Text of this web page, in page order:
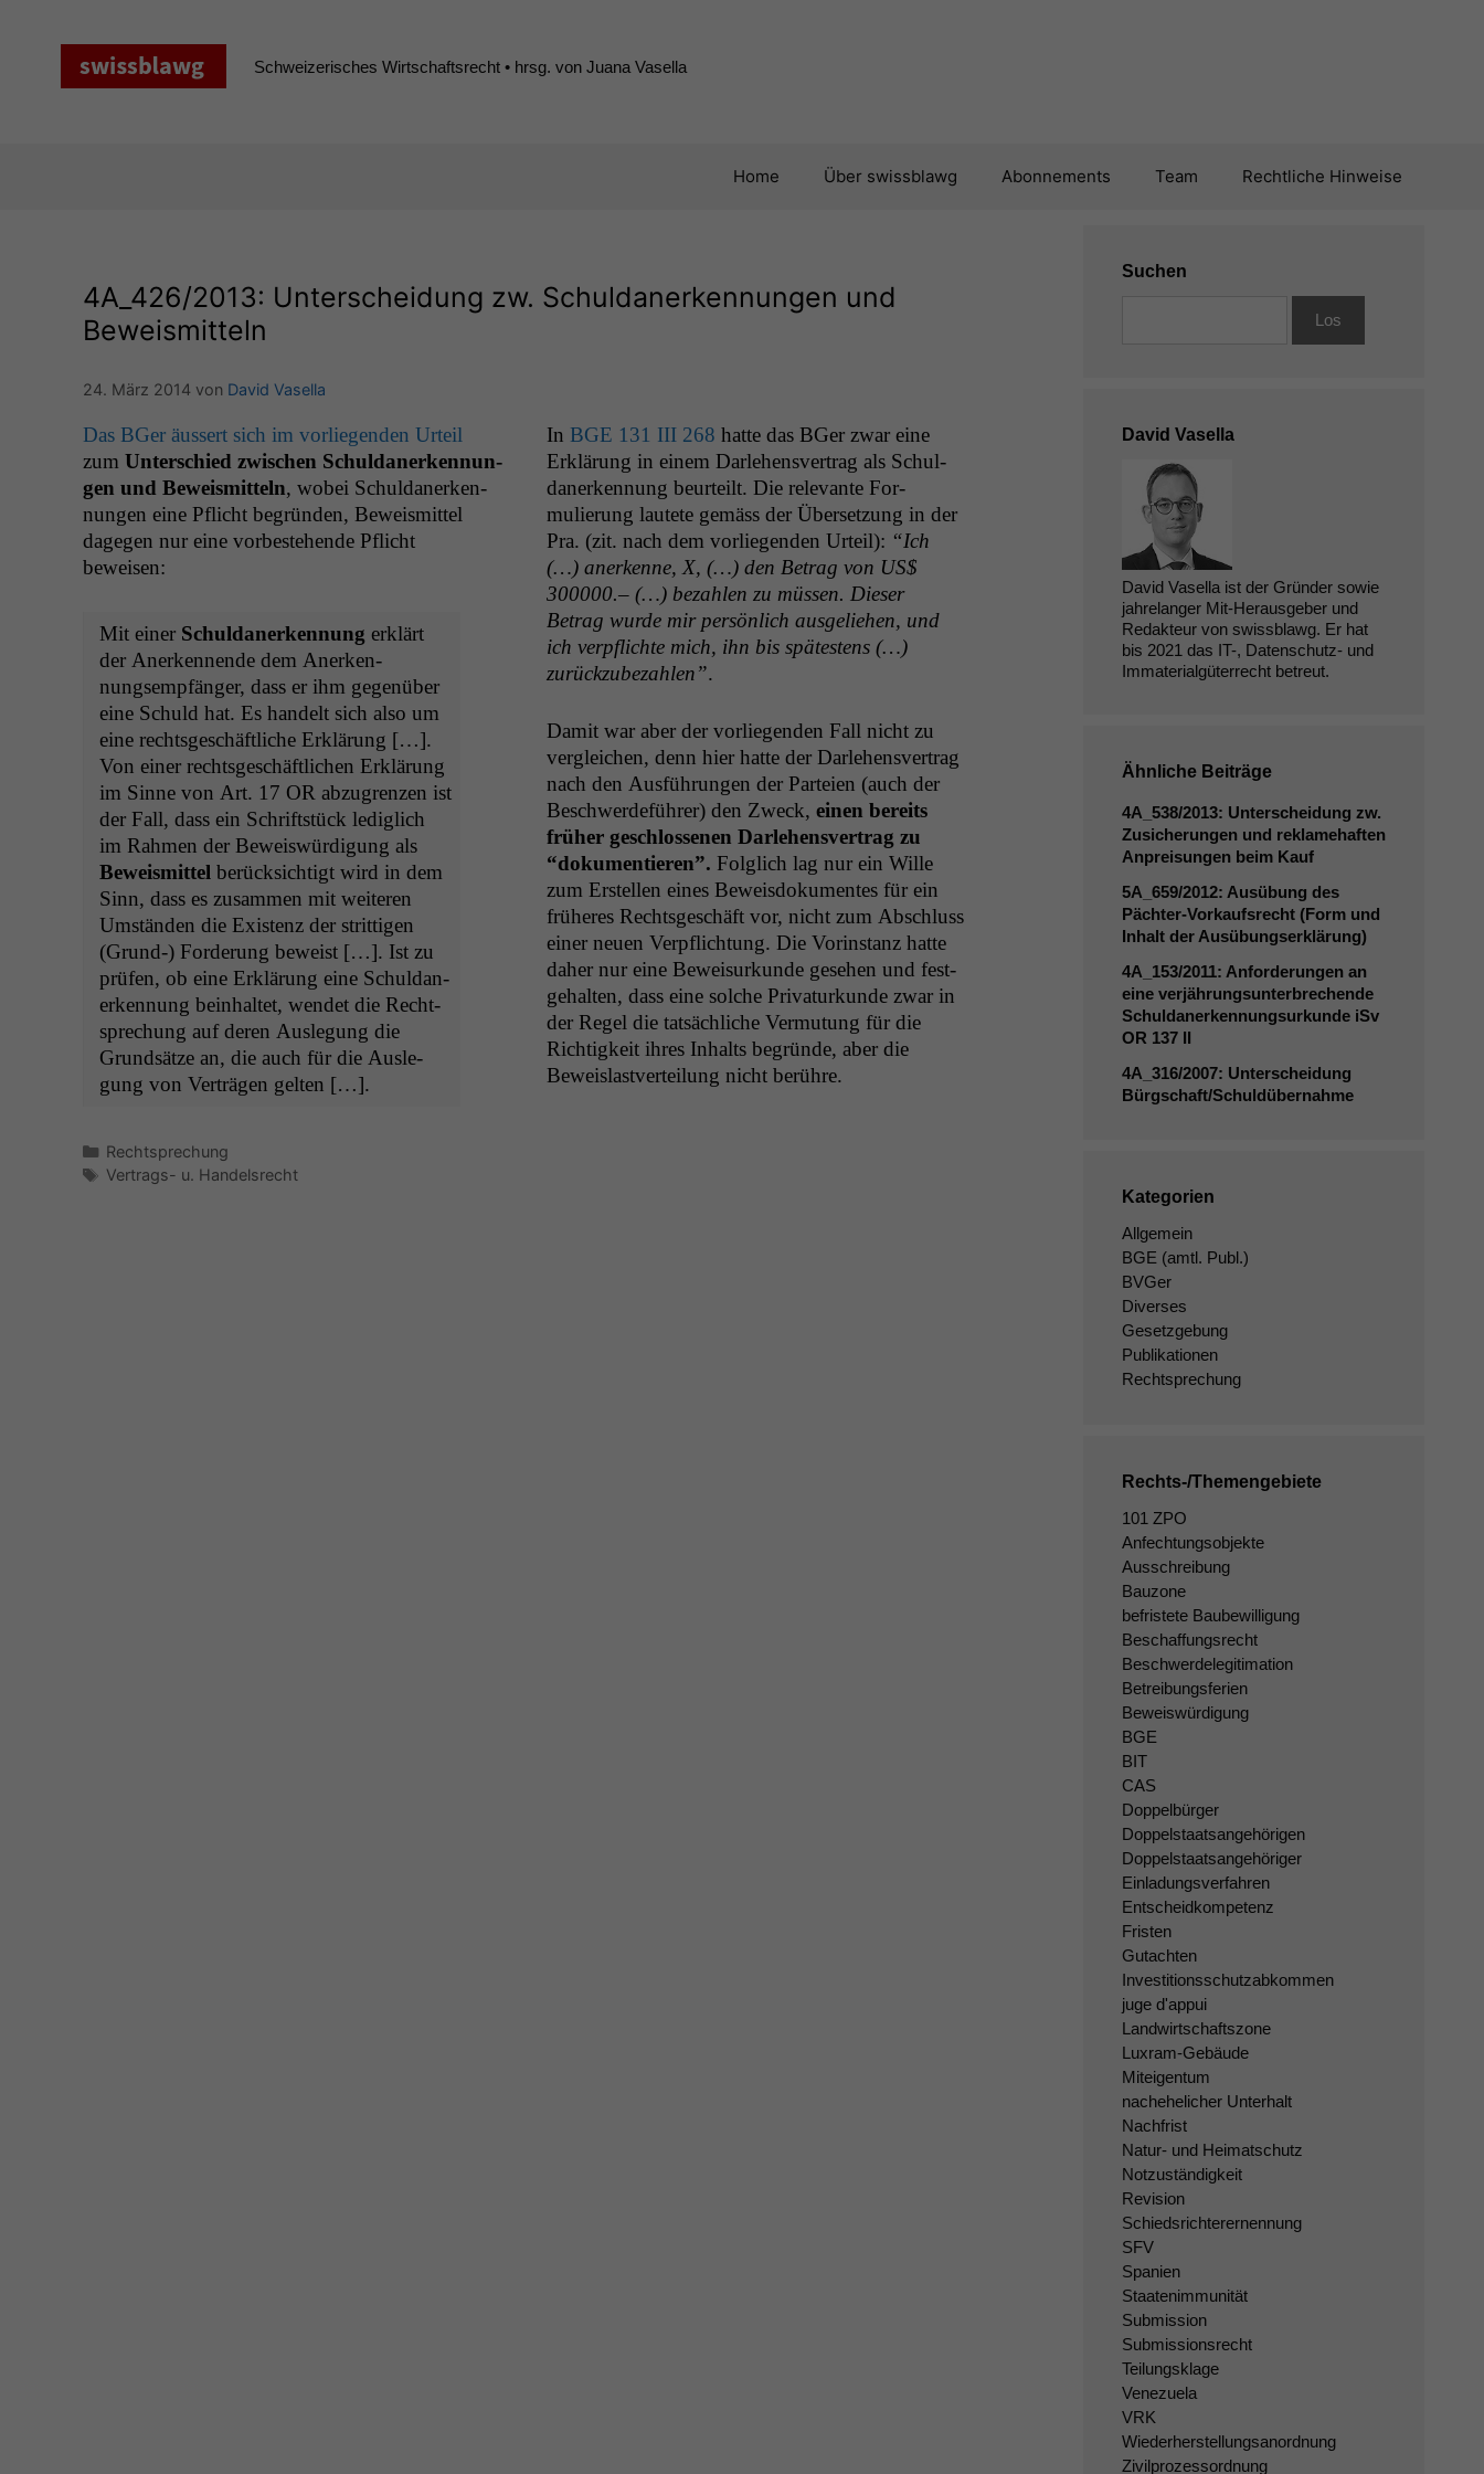
Schweizerisches Wirtschaftsrecht • hrsg. von Juana Vasella
Home Über swissblawg Abonnements Team Rechtliche Hinweise
4A_426/2013: Unterscheidung zw. Schuldanerkennungen und
Beweismitteln
24. März 2014 von David Vasella
Das BGer äussert sich im vor­liegen­den Urteil
zum Unter­schied zwis­chen Schul­dan­erken­nun­
gen und Beweis­mit­teln, wobei Schul­dan­erken­
nun­gen eine Pflicht begrün­den, Beweis­mit­tel
dage­gen nur eine vorbeste­hende Pflicht
beweisen:
Mit ein­er Schul­dan­erken­nung erk­lärt
der Anerken­nende dem Anerken­
nungsempfänger, dass er ihm gegenüber
eine Schuld hat. Es han­delt sich also um
eine rechts­geschäftliche Erk­lärung […].
Von ein­er rechts­geschäftlichen Erk­lärung
im Sinne von Art. 17 OR abzu­gren­zen ist
der Fall, dass ein Schrift­stück lediglich
im Rah­men der Beweiswürdi­gung als
Beweis­mit­tel berück­sichtigt wird in dem
Sinn, dass es zusam­men mit weit­eren
Umstän­den die Exis­tenz der strit­ti­gen
(Grund-) Forderung beweist […]. Ist zu
prüfen, ob eine Erk­lärung eine Schul­dan­
erken­nung bein­hal­tet, wen­det die Recht­
sprechung auf deren Ausle­gung die
Grund­sätze an, die auch für die Ausle­
gung von Verträ­gen gelten […].
In BGE 131 III268 hat­te das BGer zwar eine
Erk­lärung in einem Dar­lehensver­trag als Schul­
dan­erken­nung beurteilt. Die rel­e­vante For­
mulierung lautete gemäss der Über­set­zung in der
Pra. (zit. nach dem vor­liegen­den Urteil): “Ich
(…) anerkenne, X, (…) den Betrag von US$
300000.– (…) bezahlen zu müssen. Dieser
Betrag wurde mir per­sön­lich aus­geliehen, und
ich verpflichte mich, ihn bis spätestens (…)
zurück­zubezahlen”.
Damit war aber der vor­liegen­den Fall nicht zu
ver­gle­ichen, denn hier hat­te der Dar­lehensver­trag
nach den Aus­führun­gen der Parteien (auch der
Beschw­erde­führer) den Zweck, einen bere­its
früher geschlosse­nen Dar­lehensver­trag zu
“doku­men­tieren”. Fol­glich lag nur ein Wille
zum Erstellen eines Beweis­doku­mentes für ein
früheres Rechts­geschäft vor, nicht zum Abschluss
ein­er neuen Verpflich­tung. Die Vorin­stanz hat­te
daher nur eine Beweisurkunde gese­hen und fest­
ge­hal­ten, dass eine solche Pri­vaturkunde zwar in
der Regel die tat­säch­liche Ver­mu­tung für die
Richtigkeit ihres Inhalts begründe, aber die
Beweis­lastverteilung nicht berühre.
Kategorien
Rechtsprechung
Schlagwörter
Vertrags- u. Handelsrecht
Suchen
David Vasella
David Vasella ist der Gründer sowie
jahrelanger Mit-Herausgeber und
Redakteur von swissblawg. Er hat
bis 2021 das IT-, Datenschutz- und
Immaterialgüterrecht betreut.
Ähnliche Beiträge
4A_538/2013: Unterscheidung zw.
Zusicherungen und reklamehaften
Anpreisungen beim Kauf
5A_659/2012: Ausübung des
Pächter-Vorkaufsrecht (Form und
Inhalt der Ausübungserklärung)
4A_153/2011: Anforderungen an
eine verjährungsunterbrechende
Schuldanerkennungsurkunde iSv
OR 137 II
4A_316/2007: Unterscheidung
Bürgschaft/Schuldübernahme
Kategorien
Allgemein
BGE (amtl. Publ.)
BVGer
Diverses
Gesetzgebung
Publikationen
Rechtsprechung
Rechts-/Themengebiete
101 ZPO
Anfechtungsobjekte
Ausschreibung
Bauzone
befristete Baubewilligung
Beschaffungsrecht
Beschwerdelegitimation
Betreibungsferien
Beweiswürdigung
BGE
BIT
CAS
Doppelbürger
Doppelstaatsangehörigen
Doppelstaatsangehöriger
Einladungsverfahren
Entscheidkompetenz
Fristen
Gutachten
Investitionsschutzabkommen
juge d'appui
Landwirtschaftszone
Luxram-Gebäude
Miteigentum
nachehelicher Unterhalt
Nachfrist
Natur- und Heimatschutz
Notzuständigkeit
Revision
Schiedsrichterernennung
SFV
Spanien
Staatenimmunität
Submission
Submissionsrecht
Teilungsklage
Venezuela
VRK
Wiederherstellungsanordnung
Zivilprozessordnung